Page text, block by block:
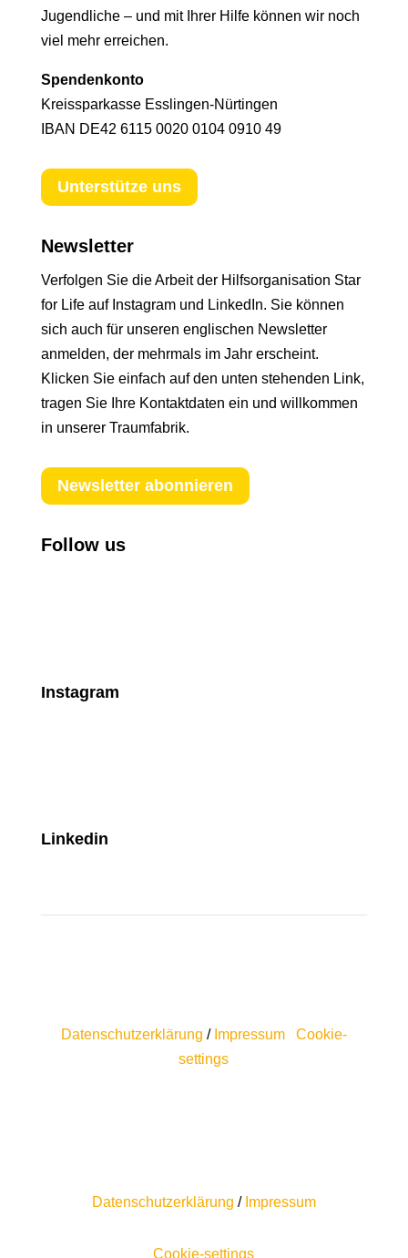
Jugendliche – und mit Ihrer Hilfe können wir noch
viel mehr erreichen.
Spendenkonto
Kreissparkasse Esslingen-Nürtingen
IBAN DE42 6115 0020 0104 0910 49
Unterstütze uns
Newsletter
Verfolgen Sie die Arbeit der Hilfsorganisation Star
for Life auf Instagram und LinkedIn. Sie können
sich auch für unseren englischen Newsletter
anmelden, der mehrmals im Jahr erscheint.
Klicken Sie einfach auf den unten stehenden Link,
tragen Sie Ihre Kontaktdaten ein und willkommen
in unserer Traumfabrik.
Newsletter abonnieren
Follow us
Instagram
Linkedin
Datenschutzerklärung / Impressum
Cookie-
settings
Datenschutzerklärung / Impressum
Cookie-settings